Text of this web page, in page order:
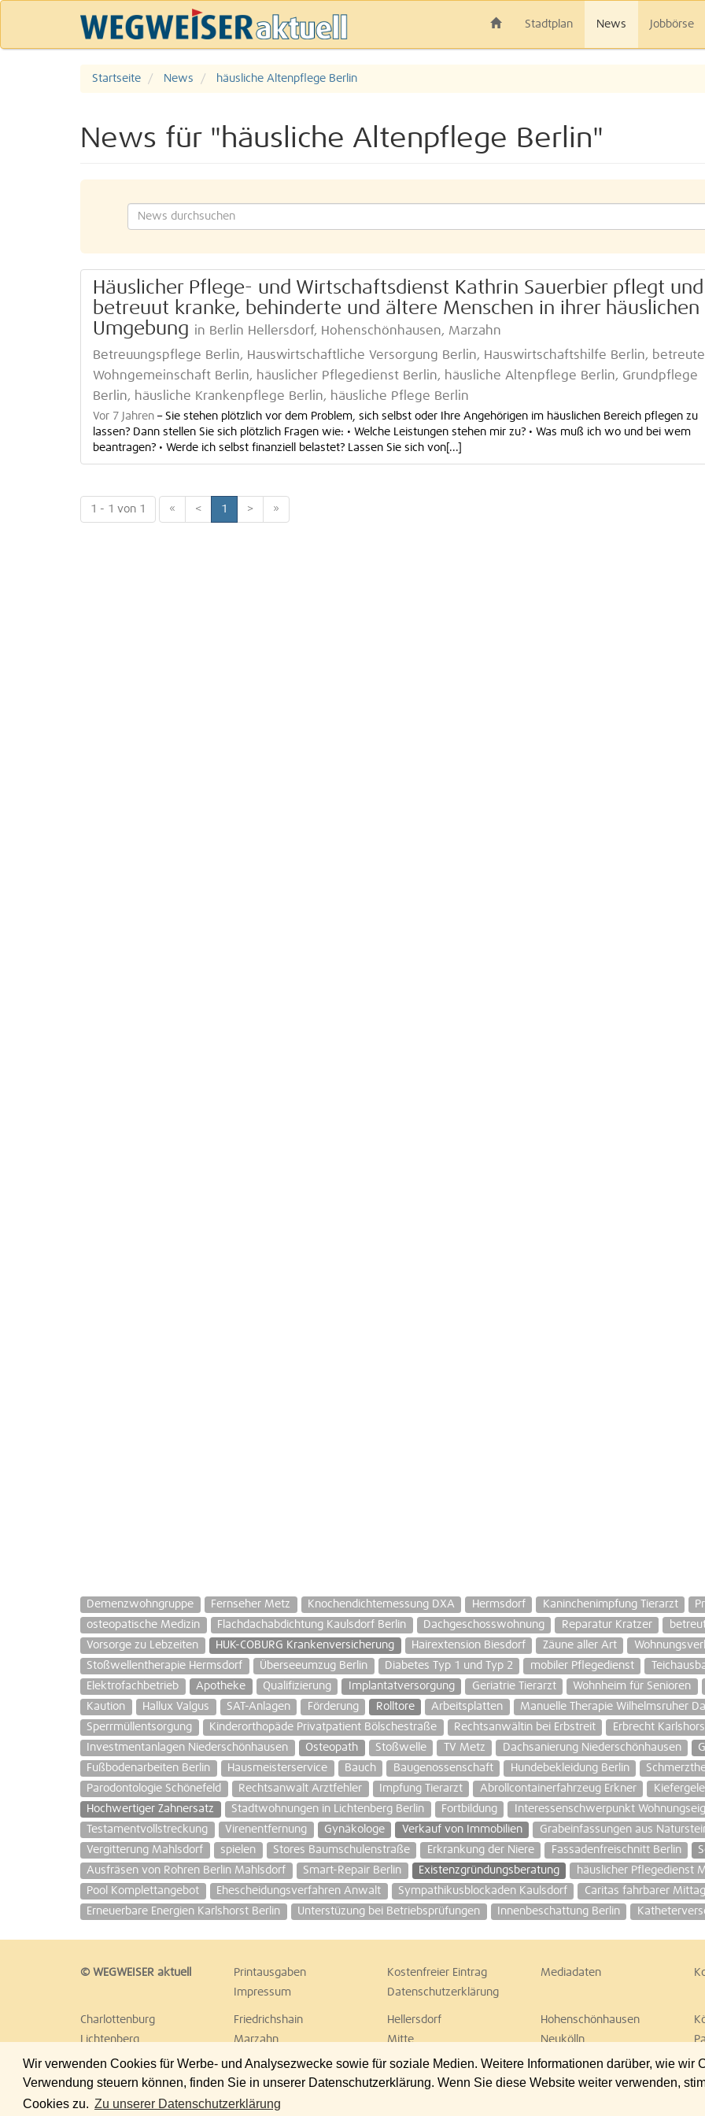
Wir verwenden Cookies für Werbe- und Analysezwecke sowie für soziale Medien. Weitere Informationen darüber, wie wir
Verwendung steuern können, finden Sie in unserer Datenschutzerklärung. Wenn Sie diese Website weiter verwenden,
Cookies zu. Zu unserer Datenschutzerklärung
Stadtplan News Jobbörse
Startseite News häusliche Altenpflege Berlin
News für "häusliche Altenpflege Berlin"
Häuslicher Pflege- und Wirtschaftsdienst Kathrin Sauerbier pflegt und
betreuut kranke, behinderte und ältere Menschen in ihrer häuslichen
Umgebung in Berlin Hellersdorf, Hohenschönhausen, Marzahn
Betreuungspflege Berlin, Hauswirtschaftliche Versorgung Berlin, Hauswirtschaftshilfe Berlin, betreute
Wohngemeinschaft Berlin, häuslicher Pflegedienst Berlin, häusliche Altenpflege Berlin, Grundpflege
Berlin, häusliche Krankenpflege Berlin, häusliche Pflege Berlin
Vor 7 Jahren – Sie stehen plötzlich vor dem Problem, sich selbst oder Ihre Angehörigen im häuslichen Bereich pflegen zu
lassen? Dann stellen Sie sich plötzlich Fragen wie: • Welche Leistungen stehen mir zu? • Was muß ich wo und bei wem
beantragen? • Werde ich selbst finanziell belastet? Lassen Sie sich von[...]
1 - 1 von 1 « < 1 > »
Demenzwohngruppe Fernseher Metz Knochendichtemessung DXA Hermsdorf Kaninchenimpfung Tierarzt
osteopatische Medizin
Flachdachabdichtung Kaulsdorf Berlin Dachgeschosswohnung Reparatur Kratzer
Vorsorge zu Lebzeiten
HUK-COBURG Krankenversicherung Hairextension Biesdorf Zäune aller Art
Stoßwellentherapie Hermsdorf
Überseeumzug Berlin Diabetes Typ 1 und Typ 2 mobiler Pflegedienst
Elektrofachbetrieb
Apotheke Qualifizierung Implantatversorgung Geriatrie Tierarzt Wohnheim für Senioren
Kaution
Hallux Valgus SAT-Anlagen Förderung Rolltore Arbeitsplatten Manuelle Therapie Wilhelmsruher
Sperrmüllentsorgung
Kinderorthopäde Privatpatient Bölschestraße Rechtsanwältin bei Erbstreit Erbrecht
Investmentanlagen Niederschönhausen
Osteopath Stoßwelle TV Metz Dachsanierung Niederschönhausen
Fußbodenarbeiten Berlin
Hausmeisterservice Bauch Baugenossenschaft Hundebekleidung Berlin
Parodontologie Schönefeld
Rechtsanwalt Arztfehler Impfung Tierarzt Abrollcontainerfahrzeug Erkner
Hochwertiger Zahnersatz
Stadtwohnungen in Lichtenberg Berlin Fortbildung Interessenschwerpunkt
Testamentvollstreckung
Virenentfernung Gynäkologe Verkauf von Immobilien Grabeinfassungen aus
Vergitterung Mahlsdorf
spielen Stores Baumschulenstraße Erkrankung der Niere Fassadenfreischnitt Berlin
Ausfräsen von Rohren Berlin Mahlsdorf
Smart-Repair Berlin Existenzgründungsberatung häuslicher Pflegedienst
Pool Komplettangebot
Ehescheidungsverfahren Anwalt Sympathikusblockaden Kaulsdorf Caritas fahrbarer
Erneuerbare Energien Karlshorst Berlin
Unterstüzung bei Betriebsprüfungen Innenbeschattung Berlin
© WEGWEISER aktuell Printausgaben Kostenfreier Eintrag Mediadaten
Impressum
Datenschutzerklärung
Charlottenburg Friedrichshain Hellersdorf Hohenschönhausen
Lichtenberg
Marzahn Mitte Neukölln
Reinickendorf
Schöneberg Spandau Steglitz
Treptow
Umland Ost Wedding Weißensee